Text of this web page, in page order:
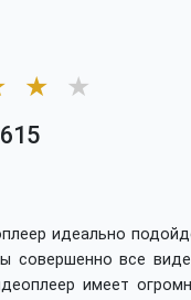
★ ★
615
идеально
совершенно все
имеет